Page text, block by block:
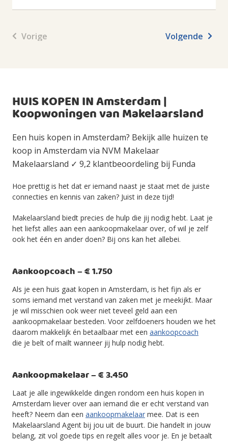
Vorige Volgende
HUIS KOPEN IN Amsterdam |
Koopwoningen van Makelaarsland
Een huis kopen in Amsterdam? Bekijk alle huizen te
koop in Amsterdam via NVM Makelaar
Makelaarsland ✓ 9,2 klantbeoordeling bij Funda
Hoe prettig is het dat er iemand naast je staat met de juiste
connecties en kennis van zaken? Juist in deze tijd!
Makelaarsland biedt precies de hulp die jij nodig hebt. Laat je
het liefst alles aan een aankoopmakelaar over, of wil je zelf
ook het één en ander doen? Bij ons kan het allebei.
Aankoopcoach – € 1.750
Als je een huis gaat kopen in Amsterdam, is het fijn als er
soms iemand met verstand van zaken met je meekijkt. Maar
je wil misschien ook weer niet teveel geld aan een
aankoopmakelaar besteden. Voor zelfdoeners houden we het
daarom makkelijk én betaalbaar met een aankoopcoach
die je belt of mailt wanneer jij hulp nodig hebt.
Aankoopmakelaar – € 3.450
Laat je alle ingewikkelde dingen rondom een huis kopen in
Amsterdam liever over aan iemand die er echt verstand van
heeft? Neem dan een aankoopmakelaar mee. Dat is een
Makelaarsland Agent bij jou uit de buurt. Die handelt in jouw
belang, zit vol goede tips en regelt alles voor je. En je betaalt